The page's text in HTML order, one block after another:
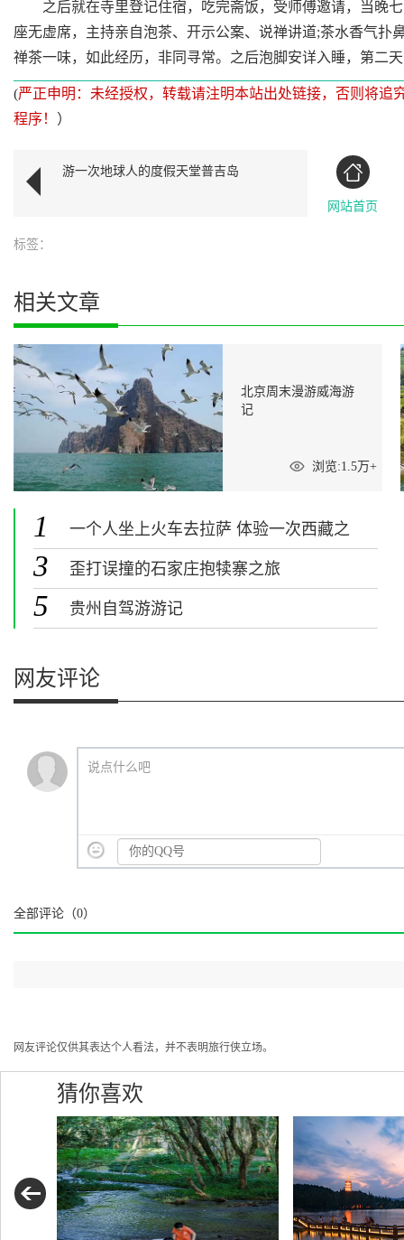
之后就在寺里登记住宿，吃完斋饭，受师傅邀请，当晚七
座无虚席，主持亲自泡茶、开示公案、说禅讲道;茶水香气扑
禅茶一味，如此经历，非同寻常。之后泡脚安详入睡，第二
(严正申明：未经授权，转载请注明本站出处链接，否则将
程序！ ）
游一次地球人的度假天堂普吉岛
网站首页
标签：
相关文章
北京周末漫游威海游
记
浏览:1.5万+
1
一个人坐上火车去拉萨 体验一次西藏之
旅
3 歪打误撞的石家庄抱犊寨之旅
5 贵州自驾游游记
网友评论
说点什么吧
全部评论（0）
网友评论仅供其表达个人看法，并不表明旅行侠立场。
猜你喜欢